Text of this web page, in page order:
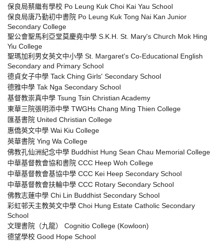
保良局蔡繼有學校 Po Leung Kuk Choi Kai Yau School
保良局唐乃勤初中書院 Po Leung Kuk Tong Nai Kan Junior
Secondary College
聖公會聖馬利亞堂莫慶堯中學 S.K.H. St. Mary's Church Mok Hing
Yiu College
聖瑪加利男女英文中小學 St. Margaret's Co-Educational English
Secondary and Primary School
德貞女子中學 Tack Ching Girls' Secondary School
德雅中學 Tak Nga Secondary School
基督教崇真中學 Tsung Tsin Christian Academy
東華三院張明添中學 TWGHs Chang Ming Thien College
匯基書院 United Christian College
惠僑英文中學 Wai Kiu College
英華書院 Ying Wa College
佛教孔仙洲紀念中學 Buddhist Hung Sean Chau Memorial College
中華基督教會協和書院 CCC Heep Woh College
中華基督教會基協中學 CCC Kei Heep Secondary School
中華基督教會扶輪中學 CCC Rotary Secondary School
佛教志蓮中學 Chi Lin Buddhist Secondary School
彩虹邨天主教英文中學 Choi Hung Estate Catholic Secondary
School
文理書院（九龍） Cognitio College (Kowloon)
德望學校 Good Hope School